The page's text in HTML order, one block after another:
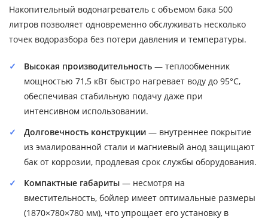
Накопительный водонагреватель с объемом бака 500
литров позволяет одновременно обслуживать несколько
точек водоразбора без потери давления и температуры.
Высокая производительность — теплообменник
мощностью 71,5 кВт быстро нагревает воду до 95°C,
обеспечивая стабильную подачу даже при
интенсивном использовании.
Долговечность конструкции — внутреннее покрытие
из эмалированной стали и магниевый анод защищают
бак от коррозии, продлевая срок службы оборудования.
Компактные габариты — несмотря на
вместительность, бойлер имеет оптимальные размеры
(1870×780×780 мм), что упрощает его установку в